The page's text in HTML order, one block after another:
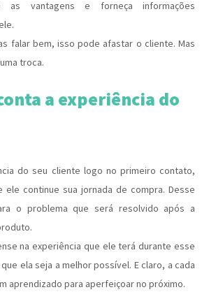
as vantagens e forneça informações
falar bem, isso pode afastar o cliente. Mas
troca.
a experiência do
do seu cliente logo no primeiro contato,
ele continue sua jornada de compra. Desse
o problema que será resolvido após a
na experiência que ele terá durante esse
ela seja a melhor possível. E claro, a cada
aprendizado para aperfeiçoar no próximo.